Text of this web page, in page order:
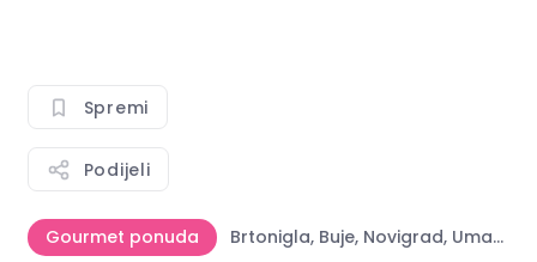
Spremi
Podijeli
Gourmet ponuda Brtonigla, Buje, Novigrad, Umag, Motovun, Grožnjan, Oprtalj